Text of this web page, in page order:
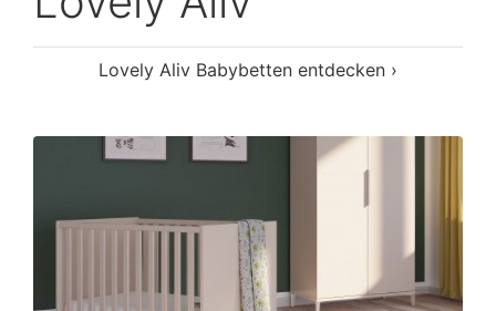
Lovely Aliv Babybetten entdecken ›